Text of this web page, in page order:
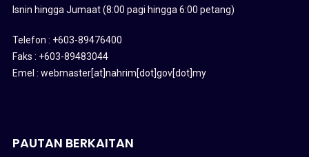
Isnin hingga Jumaat (8:00 pagi hingga 6:00 petang)
Telefon : +603-89476400
Faks : +603-89483044
Emel : webmaster[at]nahrim[dot]gov[dot]my
PAUTAN BERKAITAN